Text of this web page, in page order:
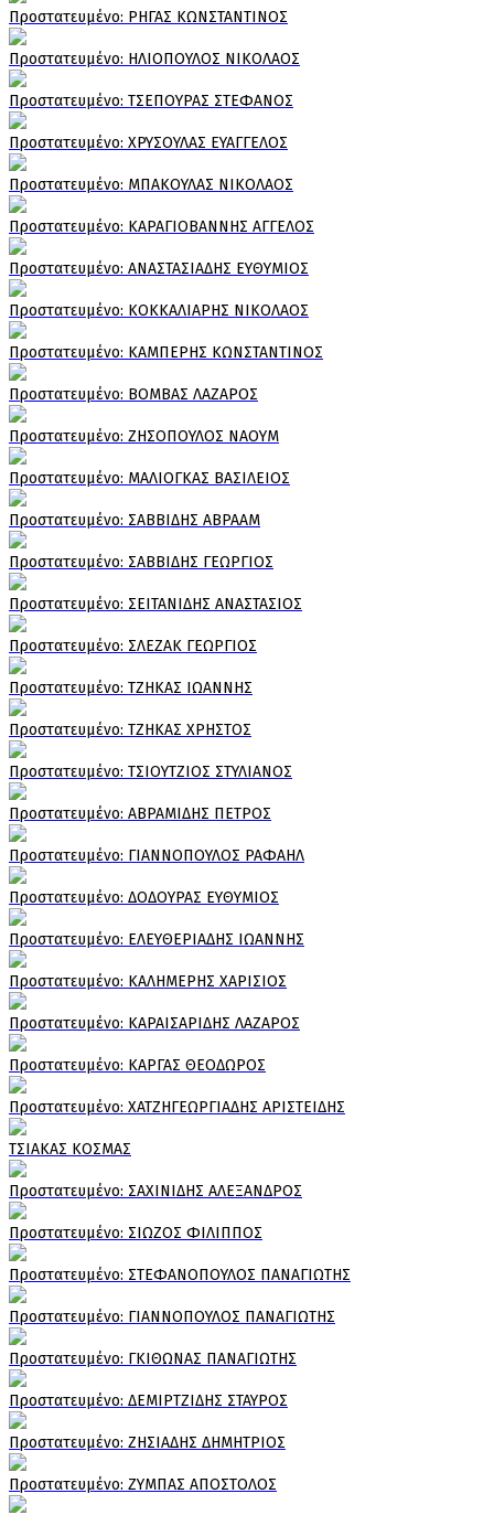
Πρoστατευμένο: ΡΗΓΑΣ ΚΩΝΣΤΑΝΤΙΝΟΣ
Πρoστατευμένο: ΗΛΙΟΠΟΥΛΟΣ ΝΙΚΟΛΑΟΣ
Πρoστατευμένο: ΤΣΕΠΟΥΡΑΣ ΣΤΕΦΑΝΟΣ
Πρoστατευμένο: ΧΡΥΣΟΥΛΑΣ ΕΥΑΓΓΕΛΟΣ
Πρoστατευμένο: ΜΠΑΚΟΥΛΑΣ ΝΙΚΟΛΑΟΣ
Πρoστατευμένο: ΚΑΡΑΓΙΟΒΑΝΝΗΣ ΑΓΓΕΛΟΣ
Πρoστατευμένο: ΑΝΑΣΤΑΣΙΑΔΗΣ ΕΥΘΥΜΙΟΣ
Πρoστατευμένο: ΚΟΚΚΑΛΙΑΡΗΣ ΝΙΚΟΛΑΟΣ
Πρoστατευμένο: ΚΑΜΠΕΡΗΣ ΚΩΝΣΤΑΝΤΙΝΟΣ
Πρoστατευμένο: ΒΟΜΒΑΣ ΛΑΖΑΡΟΣ
Πρoστατευμένο: ΖΗΣΟΠΟΥΛΟΣ ΝΑΟΥΜ
Πρoστατευμένο: ΜΑΛΙΟΓΚΑΣ ΒΑΣΙΛΕΙΟΣ
Πρoστατευμένο: ΣΑΒΒΙΔΗΣ ΑΒΡΑΑΜ
Πρoστατευμένο: ΣΑΒΒΙΔΗΣ ΓΕΩΡΓΙΟΣ
Πρoστατευμένο: ΣΕΙΤΑΝΙΔΗΣ ΑΝΑΣΤΑΣΙΟΣ
Πρoστατευμένο: ΣΛΕΖΑΚ ΓΕΩΡΓΙΟΣ
Πρoστατευμένο: ΤΖΗΚΑΣ ΙΩΑΝΝΗΣ
Πρoστατευμένο: ΤΖΗΚΑΣ ΧΡΗΣΤΟΣ
Πρoστατευμένο: ΤΣΙΟΥΤΖΙΟΣ ΣΤΥΛΙΑΝΟΣ
Πρoστατευμένο: ΑΒΡΑΜΙΔΗΣ ΠΕΤΡΟΣ
Πρoστατευμένο: ΓΙΑΝΝΟΠΟΥΛΟΣ ΡΑΦΑΗΛ
Πρoστατευμένο: ΔΟΔΟΥΡΑΣ ΕΥΘΥΜΙΟΣ
Πρoστατευμένο: ΕΛΕΥΘΕΡΙΑΔΗΣ ΙΩΑΝΝΗΣ
Πρoστατευμένο: ΚΑΛΗΜΕΡΗΣ ΧΑΡΙΣΙΟΣ
Πρoστατευμένο: ΚΑΡΑΙΣΑΡΙΔΗΣ ΛΑΖΑΡΟΣ
Πρoστατευμένο: ΚΑΡΓΑΣ ΘΕΟΔΩΡΟΣ
Πρoστατευμένο: ΧΑΤΖΗΓΕΩΡΓΙΑΔΗΣ ΑΡΙΣΤΕΙΔΗΣ
ΤΣΙΑΚΑΣ ΚΟΣΜΑΣ
Πρoστατευμένο: ΣΑΧΙΝΙΔΗΣ ΑΛΕΞΑΝΔΡΟΣ
Πρoστατευμένο: ΣΙΩΖΟΣ ΦΙΛΙΠΠΟΣ
Πρoστατευμένο: ΣΤΕΦΑΝΟΠΟΥΛΟΣ ΠΑΝΑΓΙΩΤΗΣ
Πρoστατευμένο: ΓΙΑΝΝΟΠΟΥΛΟΣ ΠΑΝΑΓΙΩΤΗΣ
Πρoστατευμένο: ΓΚΙΘΩΝΑΣ ΠΑΝΑΓΙΩΤΗΣ
Πρoστατευμένο: ΔΕΜΙΡΤΖΙΔΗΣ ΣΤΑΥΡΟΣ
Πρoστατευμένο: ΖΗΣΙΑΔΗΣ ΔΗΜΗΤΡΙΟΣ
Πρoστατευμένο: ΖΥΜΠΑΣ ΑΠΟΣΤΟΛΟΣ